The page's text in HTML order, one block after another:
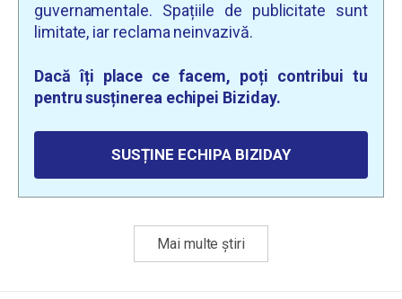
guvernamentale. Spațiile de publicitate sunt
limitate, iar reclama neinvazivă.
Dacă îți place ce facem, poți contribui tu
pentru susținerea echipei Biziday.
SUSȚINE ECHIPA BIZIDAY
Mai multe știri